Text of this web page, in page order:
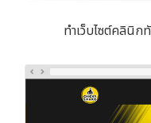
ทำเว็บไซต์คลินิ